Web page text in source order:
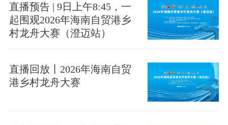
直播预告 | 9日上午8:45，一
起围观2026年海南自贸港乡
村龙舟大赛（澄迈站）
直播回放丨2026年海南自贸
港乡村龙舟大赛